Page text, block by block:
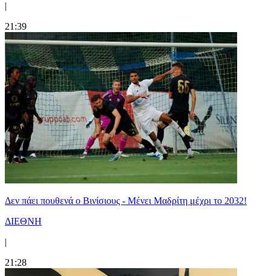
|
21:39
Δεν πάει πουθενά ο Βινίσιους - Μένει Μαδρίτη μέχρι το 2032!
ΔΙΕΘΝΗ
|
21:28